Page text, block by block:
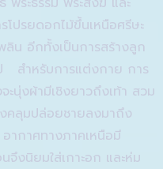
โปรยดอกไม้ขึ้นเหนือศรีษะ
ลิน อีกทั้งเป็นการสร้างลูก
สำหรับการแต่งกาย การ
นุ่งผ้ามีเชิงยาวถึงเท้า สวม
คลุมปล่อยชายลงมาถึง
อากาศทางภาคเหนือมี
จึงนิยมใส่เกาะอก และห่ม